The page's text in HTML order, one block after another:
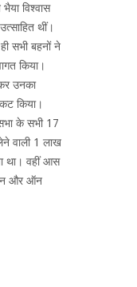
विश्वास
थीं।
सभी बहनों ने
किया।
उनका
किया।
के सभी 17
वाली 1 लाख
था। वहीं आस
और ऑन